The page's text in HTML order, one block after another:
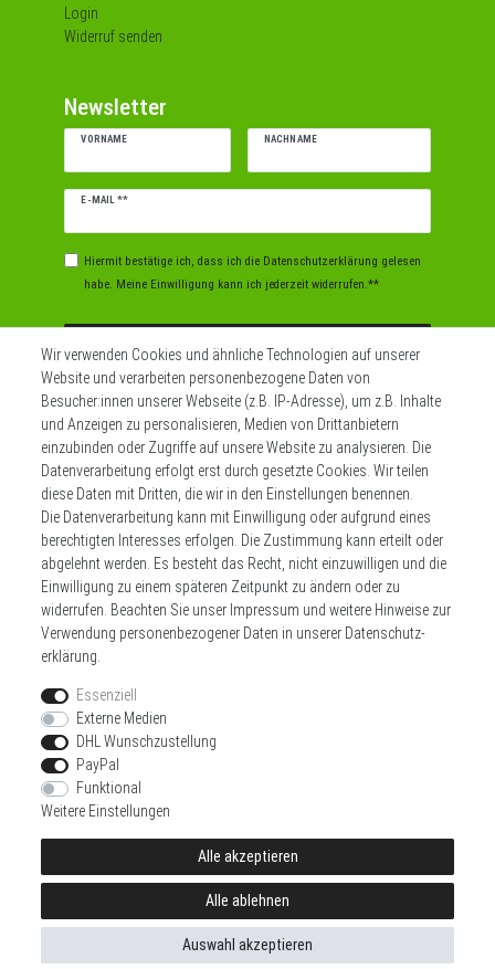
Login
Widerruf senden
Newsletter
VORNAME NACHNAME
E-MAIL **
Newsletter
Hiermit bestätige ich, dass ich die Daten­schutz­erklärung gelesen
habe. Meine Einwilligung kann ich jederzeit widerrufen.**
** Hierbei handelt es sich um ein Pflichtfeld.
Widerrufs­recht Impressum
Daten­schutz­erklärung AGB Kontakt
Zahlen sie bequem per
Wir verwenden Cookies und ähnliche Technologien auf unserer
Website und verarbeiten personenbezogene Daten von
Besucher:innen unserer Webseite (z.B. IP-Adresse), um z.B. Inhalte
und Anzeigen zu personalisieren, Medien von Drittanbietern
einzubinden oder Zugriffe auf unsere Website zu analysieren. Die
Datenverarbeitung erfolgt erst durch gesetzte Cookies. Wir teilen
diese Daten mit Dritten, die wir in den Einstellungen benennen.
Die Datenverarbeitung kann mit Einwilligung oder aufgrund eines
berechtigten Interesses erfolgen. Die Zustimmung kann erteilt oder
abgelehnt werden. Es besteht das Recht, nicht einzuwilligen und die
Einwilligung zu einem späteren Zeitpunkt zu ändern oder zu
widerrufen. Beachten Sie unser Impressum und weitere Hinweise zur
Verwendung personenbezogener Daten in unserer Daten­schutz­
erklärung
Essenziell
Externe Medien
DHL Wunschzustellung
PayPal
Funktional
Weitere Einstellungen
Alle akzeptieren
Alle ablehnen
Auswahl akzeptieren
© Copyright 2026 | Alle Rechte vorbehalten.
Realisierung und Umsetzung bye